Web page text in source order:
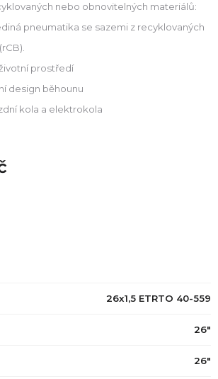
nebo obnovitelných materiálů:
pneumatika se sazemi z recyklovaných
prostředí
design běhounu
kola a elektrokola
26x1,5 ETRTO 40-559
26"
26"